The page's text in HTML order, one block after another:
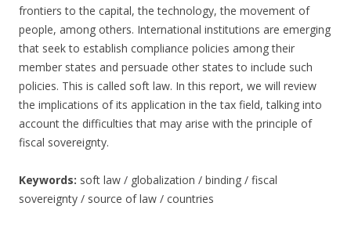
frontiers to the capital, the technology, the movement of
people, among others. International institutions are emerging
that seek to establish compliance policies among their
member states and persuade other states to include such
policies. This is called soft law. In this report, we will review
the implications of its application in the tax field, talking into
account the difficulties that may arise with the principle of
fiscal sovereignty.
Keywords: soft law / globalization / binding / fiscal
sovereignty / source of law / countries